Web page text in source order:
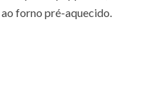
forno pré-aquecido.